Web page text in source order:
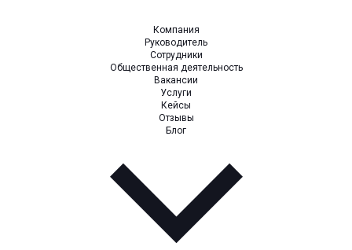
Компания
Руководитель
Сотрудники
Общественная деятельность
Вакансии
Услуги
Кейсы
Отзывы
Блог